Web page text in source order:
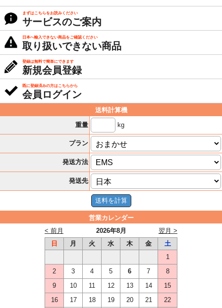
まずはこちらをお読みください
サービスのご案内
日本へ輸入できない商品をご確認ください
取り扱いできない商品
登録は無料で簡単にできます
新規会員登録
既に登録済みの方はこちらから
会員ログイン
送料計算機
重量
kg
プラン
発送方法
発送先
営業カレンダー
2026年8月
< 前月
翌月 >
日
月 火 水 木 金
土
1
2
3 4 5 6 7
8
9
10 11 12 13 14
15
16
17 18 19 20 21
22